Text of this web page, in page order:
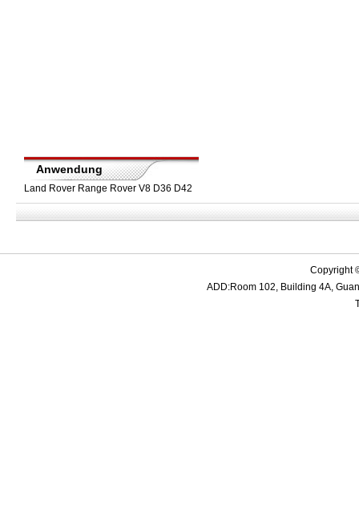
Anwendung
Land Rover Range Rover V8 D36 D42
Copyright
ADD:Room 102, Building 4A,